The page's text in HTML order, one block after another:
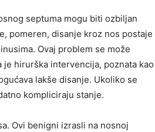
septuma mogu biti ozbiljan
pomeren, disanje kroz nos postaje
Ovaj problem se može
hirurška intervencija, poznata kao
lakše disanje. Ukoliko se
kompliciraju stanje.
Ovi benigni izrasli na nosnoj